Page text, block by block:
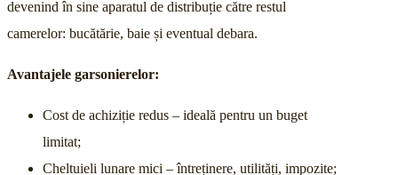
devenind în sine aparatul de distribuție către restul
camerelor: bucătărie, baie și eventual debara.
Avantajele garsonierelor:
Cost de achiziție redus – ideală pentru un buget
limitat;
Cheltuieli lunare mici – întreținere, utilități, impozite;